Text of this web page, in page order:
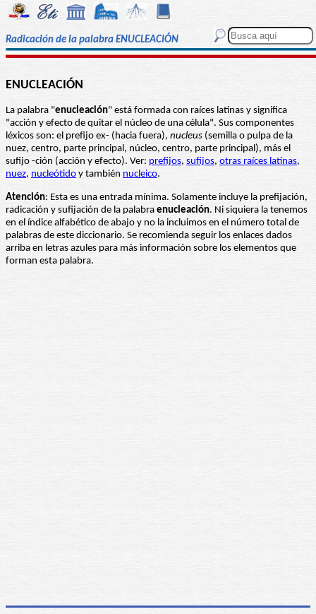
Radicación de la palabra ENUCLEACIÓN
ENUCLEACIÓN
La palabra "enucleación" está formada con raíces latinas y significa
"acción y efecto de quitar el núcleo de una célula". Sus componentes
léxicos son: el prefijo ex- (hacia fuera), nucleus (semilla o pulpa de la
nuez, centro, parte principal, núcleo, centro, parte principal), más el
sufijo -ción (acción y efecto). Ver: prefijos, sufijos, otras raíces latinas,
nuez, nucleótido y también nucleico.
Atención: Esta es una entrada mínima. Solamente incluye la prefijación,
radicación y sufijación de la palabra enucleación. Ni siquiera la tenemos
en el índice alfabético de abajo y no la incluimos en el número total de
palabras de este diccionario. Se recomienda seguir los enlaces dados
arriba en letras azules para más información sobre los elementos que
forman esta palabra.